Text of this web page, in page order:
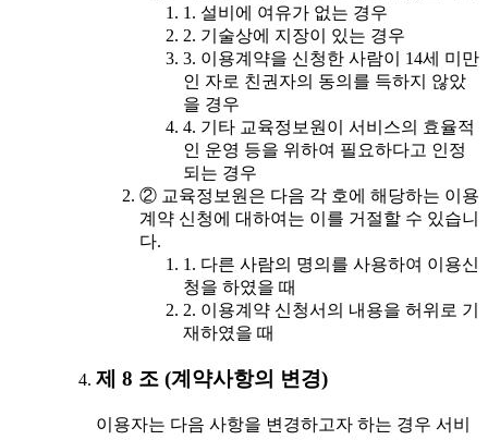
1. 설비에 여유가 없는 경우
2. 기술상에 지장이 있는 경우
3. 이용계약을 신청한 사람이 14세 미만
인 자로 친권자의 동의를 득하지 않았
을 경우
4. 기타 교육정보원이 서비스의 효율적
인 운영 등을 위하여 필요하다고 인정
되는 경우
② 교육정보원은 다음 각 호에 해당하는 이용
계약 신청에 대하여는 이를 거절할 수 있습니
다.
1. 다른 사람의 명의를 사용하여 이용신
청을 하였을 때
2. 이용계약 신청서의 내용을 허위로 기
재하였을 때
제 8 조 (계약사항의 변경)
이용자는 다음 사항을 변경하고자 하는 경우 서비